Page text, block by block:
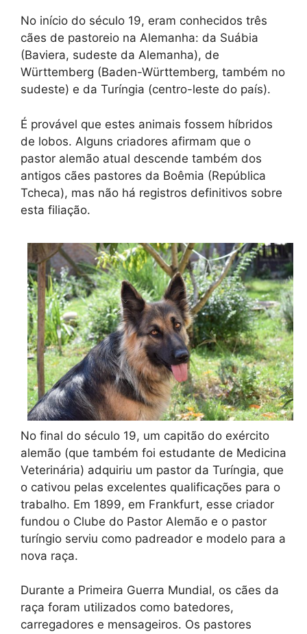
No início do século 19, eram conhecidos três
cães de pastoreio na Alemanha: da Suábia
(Baviera, sudeste da Alemanha), de
Württemberg (Baden-Württemberg, também no
sudeste) e da Turíngia (centro-leste do país).
É provável que estes animais fossem híbridos
de lobos. Alguns criadores afirmam que o
pastor alemão atual descende também dos
antigos cães pastores da Boêmia (República
Tcheca), mas não há registros definitivos sobre
esta filiação.
No final do século 19, um capitão do exército
alemão (que também foi estudante de Medicina
Veterinária) adquiriu um pastor da Turíngia, que
o cativou pelas excelentes qualificações para o
trabalho. Em 1899, em Frankfurt, esse criador
fundou o Clube do Pastor Alemão e o pastor
turíngio serviu como padreador e modelo para a
nova raça.
Durante a Primeira Guerra Mundial, os cães da
raça foram utilizados como batedores,
carregadores e mensageiros. Os pastores